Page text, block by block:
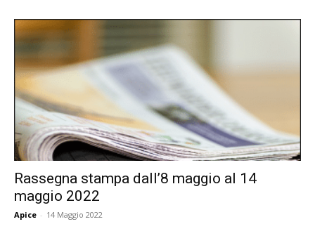
Rassegna stampa dall’8 maggio al 14
maggio 2022
Apice - 14 Maggio 2022